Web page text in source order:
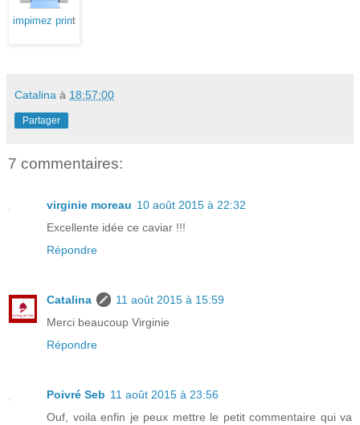
impimez print
Catalina à 18:57:00
Partager
7 commentaires:
virginie moreau 10 août 2015 à 22:32
Excellente idée ce caviar !!!
Répondre
Catalina
11 août 2015 à 15:59
Merci beaucoup Virginie
Répondre
Poivré Seb 11 août 2015 à 23:56
Ouf, voila enfin je peux mettre le petit commentaire qui va